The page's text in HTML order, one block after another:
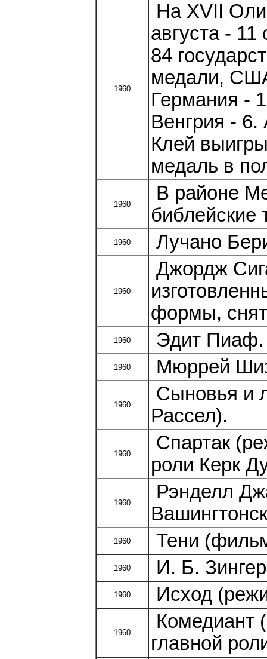
1960
На XVII
августа -
84
медали,
Германия -
Венгрия - 6.
Клей
медаль в
1960
В районе
библейские
1960 Лучано
1960
Джордж
формы,
1960 Эдит Пиаф.
1960 Мюррей
1960
Сыновья и
Рассел).
1960
Спартак
роли Керк
1960
Рэнделл
1960 Тени
1960 И. Б.
1960 Исход
1960
Комедиант
главной